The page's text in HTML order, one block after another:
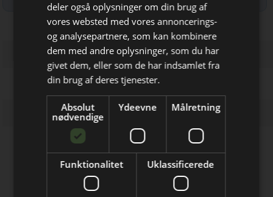
Bliv opdateret hver dag
Få de vigtigste nyheder om
byggebranchen
direkte i din indbakke
Løsninger du kan bruge!
VinduesPladsen
deler også oplysninger om din brug af
vores websted med vores annoncerings-
og analysepartnere, som kan kombinere
dem med andre oplysninger, som du har
givet dem, eller som de har indsamlet fra
din brug af deres tjenester.
Absolut
nødvendige
Ydeevne Målretning
Funktionalitet Uklassificerede